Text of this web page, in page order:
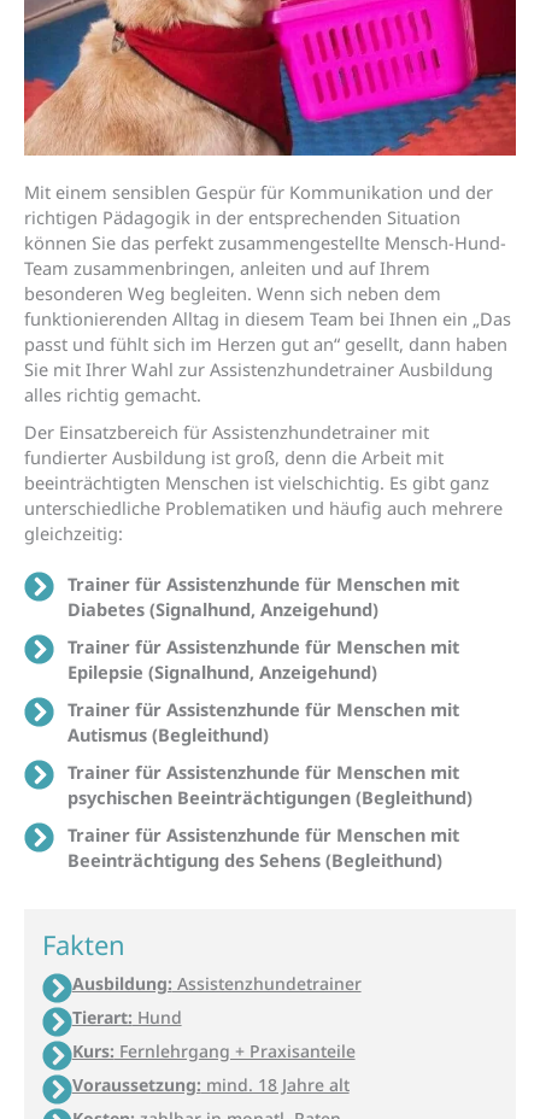
Mit einem sensiblen Gespür für Kommunikation und der
richtigen Pädagogik in der entsprechenden Situation
können Sie das perfekt zusammengestellte Mensch-Hund-
Team zusammenbringen, anleiten und auf Ihrem
besonderen Weg begleiten. Wenn sich neben dem
funktionierenden Alltag in diesem Team bei Ihnen ein „Das
passt und fühlt sich im Herzen gut an“ gesellt, dann haben
Sie mit Ihrer Wahl zur Assistenzhundetrainer Ausbildung
alles richtig gemacht.
Der Einsatzbereich für Assistenzhundetrainer mit
fundierter Ausbildung ist groß, denn die Arbeit mit
beeinträchtigten Menschen ist vielschichtig. Es gibt ganz
unterschiedliche Problematiken und häufig auch mehrere
gleichzeitig:
Trainer für Assistenzhunde für Menschen mit
Diabetes (Signalhund, Anzeigehund)
Trainer für Assistenzhunde für Menschen mit
Epilepsie (Signalhund, Anzeigehund)
Trainer für Assistenzhunde für Menschen mit
Autismus (Begleithund)
Trainer für Assistenzhunde für Menschen mit
psychischen Beeinträchtigungen (Begleithund)
Trainer für Assistenzhunde für Menschen mit
Beeinträchtigung des Sehens (Begleithund)
Fakten
Ausbildung: Assistenzhundetrainer
Tierart: Hund
Kurs: Fernlehrgang + Praxisanteile
Voraussetzung: mind. 18 Jahre alt